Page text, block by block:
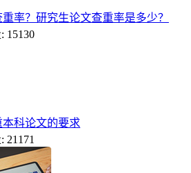
率？研究生论文查重率是多少？
15130
科论文的要求
21171